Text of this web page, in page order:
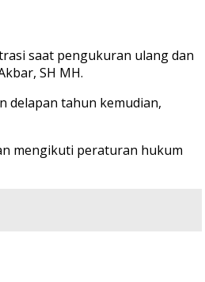
saat pengukuran ulang dan
SH MH.
delapan tahun kemudian,
mengikuti peraturan hukum